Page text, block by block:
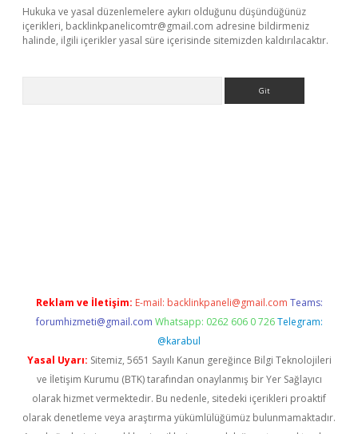
Hukuka ve yasal düzenlemelere aykırı olduğunu düşündüğünüz
içerikleri, backlinkpanelicomtr@gmail.com adresine bildirmeniz
halinde, ilgili içerikler yasal süre içerisinde sitemizden kaldırılacaktır.
Reklam ve İletişim: E-mail: backlinkpaneli@gmail.com Teams:
forumhizmeti@gmail.com Whatsapp: 0262 606 0 726 Telegram:
@karabul
Yasal Uyarı: Sitemiz, 5651 Sayılı Kanun gereğince Bilgi Teknolojileri
ve İletişim Kurumu (BTK) tarafından onaylanmış bir Yer Sağlayıcı
olarak hizmet vermektedir. Bu nedenle, sitedeki içerikleri proaktif
olarak denetleme veya araştırma yükümlülüğümüz bulunmamaktadır.